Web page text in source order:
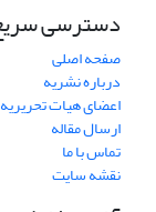
دسترسی
صفحه اصلی
درباره نشریه
اعضای هیات تحریریه
ارسال مقاله
تماس با ما
نقشه سایت